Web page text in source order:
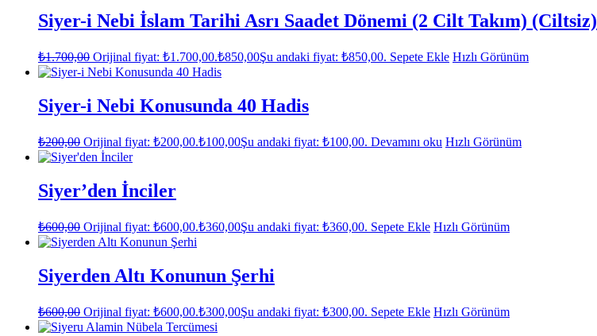
Siyer-i Nebi İslam Tarihi Asrı Saadet Dönemi (2 Cilt Takım) (Ciltsiz)
₺1.700,00 Orijinal fiyat: ₺1.700,00.₺850,00Şu andaki fiyat: ₺850,00. Sepete Ekle Hızlı Görünüm
Siyer-i Nebi Konusunda 40 Hadis
₺200,00 Orijinal fiyat: ₺200,00.₺100,00Şu andaki fiyat: ₺100,00. Devamını oku Hızlı Görünüm
Siyer’den İnciler
₺600,00 Orijinal fiyat: ₺600,00.₺360,00Şu andaki fiyat: ₺360,00. Sepete Ekle Hızlı Görünüm
Siyerden Altı Konunun Şerhi
₺600,00 Orijinal fiyat: ₺600,00.₺300,00Şu andaki fiyat: ₺300,00. Sepete Ekle Hızlı Görünüm